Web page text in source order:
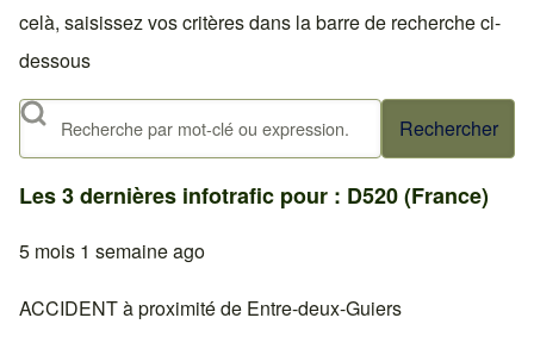
celà, saisissez vos critères dans la barre de recherche ci-
dessous
Rechercher
Les 3 dernières infotrafic pour : D520 (France)
5 mois 1 semaine ago
ACCIDENT à proximité de Entre-deux-Guiers